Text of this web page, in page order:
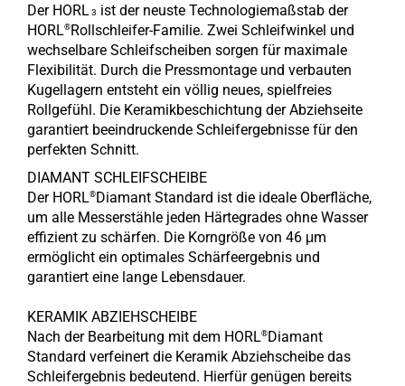
Der HORL3 ist der neuste Technologiemaßstab der
HORL®Rollschleifer-Familie. Zwei Schleifwinkel und
wechselbare Schleifscheiben sorgen für maximale
Flexibilität. Durch die Pressmontage und verbauten
Kugellagern entsteht ein völlig neues, spielfreies
Rollgefühl. Die Keramikbeschichtung der Abziehseite
garantiert beeindruckende Schleifergebnisse für den
perfekten Schnitt.
DIAMANT SCHLEIFSCHEIBE
Der HORL®Diamant Standard ist die ideale Oberfläche,
um alle Messerstähle jeden Härtegrades ohne Wasser
effizient zu schärfen. Die Korngröße von 46 μm
ermöglicht ein optimales Schärfeergebnis und
garantiert eine lange Lebensdauer.
KERAMIK ABZIEHSCHEIBE
Nach der Bearbeitung mit dem HORL®Diamant
Standard verfeinert die Keramik Abziehscheibe das
Schleifergebnis bedeutend. Hierfür genügen bereits